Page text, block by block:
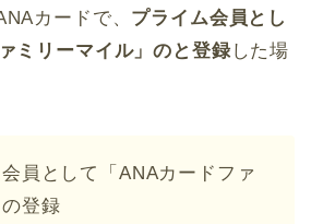
カードで、 プライム会員とし
ミリーマイル」のと登録した場
会員として「ANAカードファ
登録